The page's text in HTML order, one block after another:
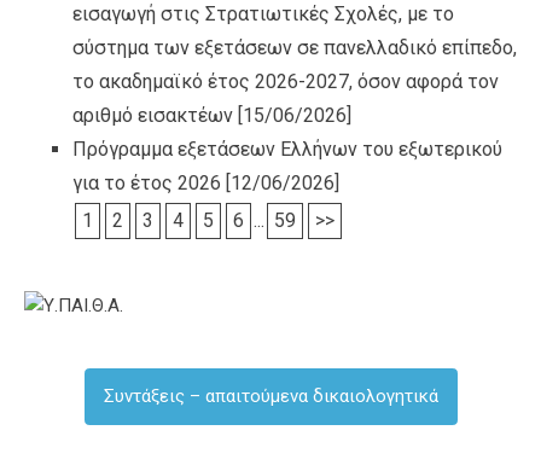
εισαγωγή στις Στρατιωτικές Σχολές, με το
σύστημα των εξετάσεων σε πανελλαδικό επίπεδο,
το ακαδημαϊκό έτος 2026-2027, όσον αφορά τον
αριθμό εισακτέων [15/06/2026]
Πρόγραμμα εξετάσεων Ελλήνων του εξωτερικού
για το έτος 2026 [12/06/2026]
1
2 3 4 5 6 ... 59 >>
Συντάξεις – απαιτούμενα δικαιολογητικά